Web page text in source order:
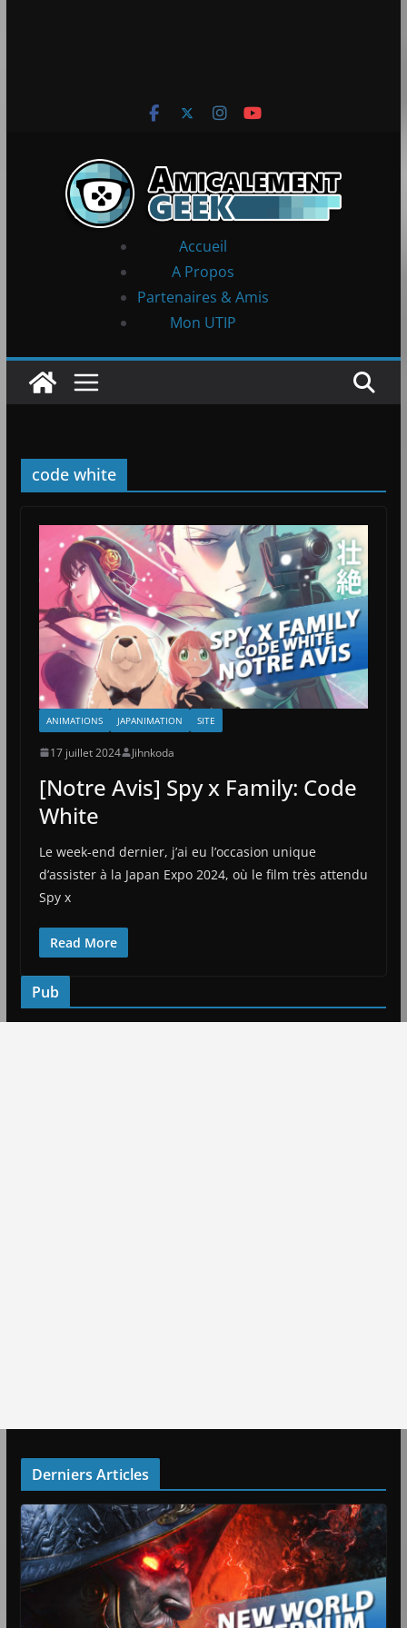
Accueil
A Propos
Partenaires & Amis
Mon UTIP
code white
ANIMATIONS JAPANIMATION SITE
17 juillet 2024 Jihnkoda
[Notre Avis] Spy x Family: Code
White
Le week-end dernier, j’ai eu l’occasion unique
d’assister à la Japan Expo 2024, où le film très attendu
Spy x
Read More
Pub
Derniers Articles